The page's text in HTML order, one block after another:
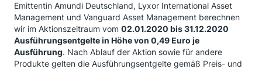
Emittentin Amundi Deutschland, Lyxor International Asset
Management und Vanguard Asset Management berechnen
wir im Aktionszeitraum vom 02.01.2020 bis 31.12.2020
Ausführungsentgelte in Höhe von 0,49 Euro je
Ausführung. Nach Ablauf der Aktion sowie für andere
Produkte gelten die Ausführungsentgelte gemäß Preis- und